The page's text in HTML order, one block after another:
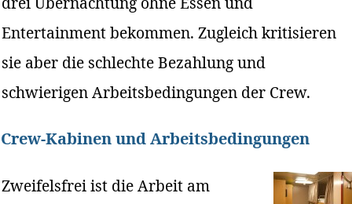
Entertainment bekommen. Zugleich kritisieren
sie aber die schlechte Bezahlung und
schwierigen Arbeitsbedingungen der Crew.
Crew-Kabinen und Arbeitsbedingungen
Zweifelsfrei ist die Arbeit am